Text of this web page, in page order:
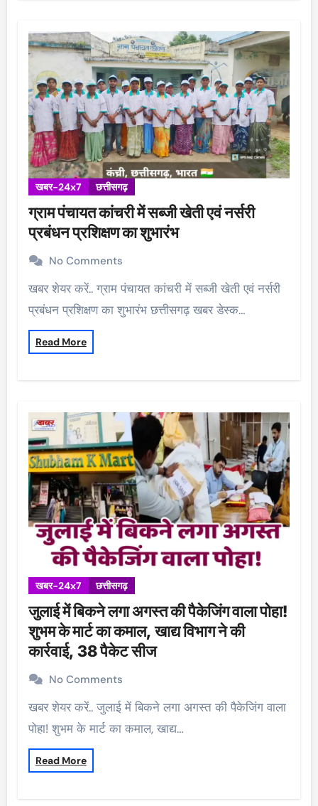
खबर-24x7 छत्तीसगढ़
ग्राम पंचायत कांचरी में सब्जी खेती एवं नर्सरी
प्रबंधन प्रशिक्षण का शुभारंभ
No Comments
खबर शेयर करें.. ग्राम पंचायत कांचरी में सब्जी खेती एवं नर्सरी
प्रबंधन प्रशिक्षण का शुभारंभ छत्तीसगढ़ खबर डेस्क…
Read More
खबर-24x7 छत्तीसगढ़
जुलाई में बिकने लगा अगस्त की पैकेजिंग वाला पोहा!
शुभम के मार्ट का कमाल, खाद्य विभाग ने की
कार्रवाई, 38 पैकेट सीज
No Comments
खबर शेयर करें.. जुलाई में बिकने लगा अगस्त की पैकेजिंग वाला
पोहा! शुभम के मार्ट का कमाल, खाद्य…
Read More